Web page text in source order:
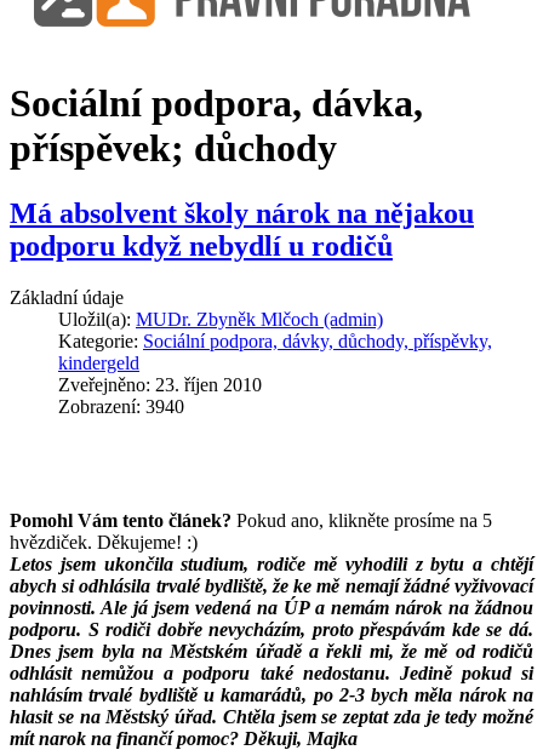
Sociální podpora, dávka,
příspěvek; důchody
Má absolvent školy nárok na nějakou
podporu když nebydlí u rodičů
Základní údaje
Uložil(a): MUDr. Zbyněk Mlčoch (admin)
Kategorie: Sociální podpora, dávky, důchody, příspěvky,
kindergeld
Zveřejněno: 23. říjen 2010
Zobrazení: 3940
Pomohl Vám tento článek? Pokud ano, klikněte prosíme na 5
hvězdiček. Děkujeme! :)
Letos jsem ukončila studium, rodiče mě vyhodili z bytu a chtějí
abych si odhlásila trvalé bydliště, že ke mě nemají žádné vyživovací
povinnosti. Ale já jsem vedená na ÚP a nemám nárok na žádnou
podporu. S rodiči dobře nevycházím, proto přespávám kde se dá.
Dnes jsem byla na Městském úřadě a řekli mi, že mě od rodičů
odhlásit nemůžou a podporu také nedostanu. Jedině pokud si
nahlásím trvalé bydliště u kamarádů, po 2-3 bych měla nárok na
hlasit se na Městský úřad. Chtěla jsem se zeptat zda je tedy možné
mít narok na finančí pomoc? Děkuji, Majka